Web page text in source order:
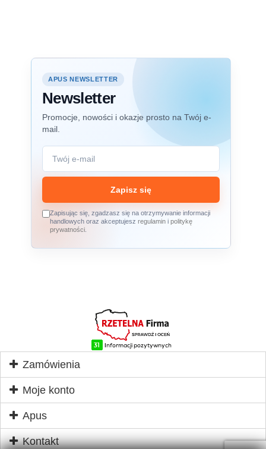
APUS NEWSLETTER
Newsletter
Promocje, nowości i okazje prosto na Twój e-
mail.
Zapisz się
Zapisując się, zgadzasz się na otrzymywanie informacji
handlowych oraz akceptujesz regulamin i politykę
prywatności
Zamówienia
Moje konto
Apus
Kontakt